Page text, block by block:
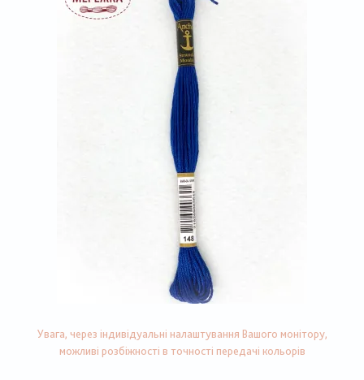
Увага, через індивідуальні налаштування Вашого монітору,
можливі розбіжності в точності передачі кольорів